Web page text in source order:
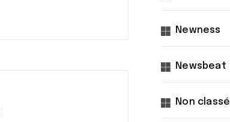
Newness
Newsbeat
Non classé